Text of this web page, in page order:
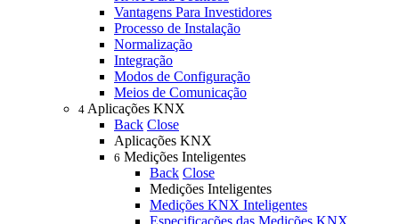
Vantagens Para Investidores
Processo de Instalação
Normalização
Integração
Modos de Configuração
Meios de Comunicação
4 Aplicações KNX
Back Close
Aplicações KNX
6 Medições Inteligentes
Back Close
Medições Inteligentes
Medições KNX Inteligentes
Especificações das Medições KNX